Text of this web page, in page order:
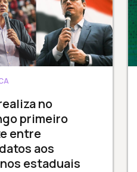
no
primeiro
entre
aos
estaduais